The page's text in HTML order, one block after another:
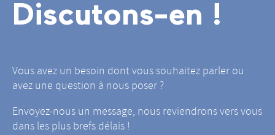
Discutons-en !
Vous avez un besoin dont vous souhaitez parler ou
avez une question à nous poser ?
Envoyez-nous un message, nous reviendrons vers vous
dans les plus brefs délais !